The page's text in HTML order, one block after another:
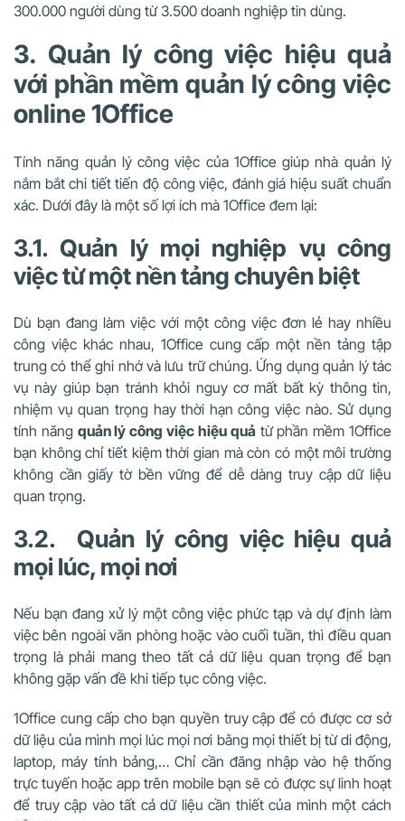
300.000 người dùng từ 3.500 doanh nghiệp tin dùng.
3. Quản lý công việc hiệu quả
với phần mềm quản lý công việc
online 1Office
Tính năng quản lý công việc của 1Office giúp nhà quản lý
nắm bắt chi tiết tiến độ công việc, đánh giá hiệu suất chuẩn
xác. Dưới đây là một số lợi ích mà 1Office đem lại:
3.1. Quản lý mọi nghiệp vụ công
việc từ một nền tảng chuyên biệt
Dù bạn đang làm việc với một công việc đơn lẻ hay nhiều
công việc khác nhau, 1Office cung cấp một nền tảng tập
trung có thể ghi nhớ và lưu trữ chúng. Ứng dụng quản lý tác
vụ này giúp bạn tránh khỏi nguy cơ mất bất kỳ thông tin,
nhiệm vụ quan trọng hay thời hạn công việc nào. Sử dụng
tính năng quản lý công việc hiệu quả từ phần mềm 1Office
bạn không chỉ tiết kiệm thời gian mà còn có một môi trường
không cần giấy tờ bền vững để dễ dàng truy cập dữ liệu
quan trọng.
3.2. Quản lý công việc hiệu quả
mọi lúc, mọi nơi
Nếu bạn đang xử lý một công việc phức tạp và dự định làm
việc bên ngoài văn phòng hoặc vào cuối tuần, thì điều quan
trọng là phải mang theo tất cả dữ liệu quan trọng để bạn
không gặp vấn đề khi tiếp tục công việc.
1Office cung cấp cho bạn quyền truy cập để có được cơ sở
dữ liệu của mình mọi lúc mọi nơi bằng mọi thiết bị từ di động,
laptop, máy tính bảng,… Chỉ cần đăng nhập vào hệ thống
trực tuyến hoặc app trên mobile bạn sẽ có được sự linh hoạt
để truy cập vào tất cả dữ liệu cần thiết của mình một cách